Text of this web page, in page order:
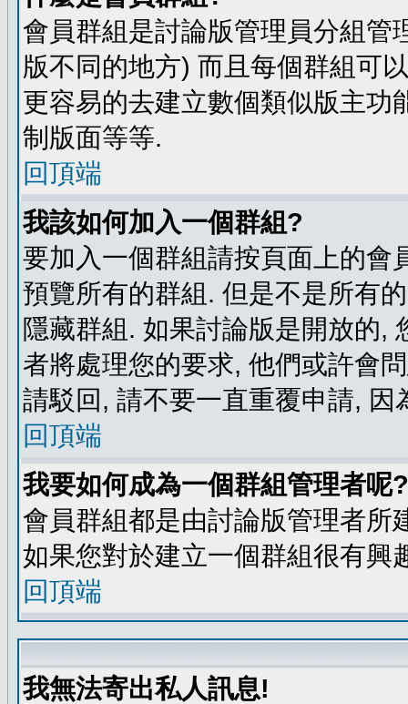
會員群組是討論版管理員分組管
版不同的地方) 而且每個群組可
更容易的去建立數個類似版主功
制版面等等.
回頂端
我該如何加入一個群組?
要加入一個群組請按頁面上的會
預覽所有的群組. 但是不是所有
隱藏群組. 如果討論版是開放的,
者將處理您的要求, 他們或許會
請駁回, 請不要一直重覆申請, 因
回頂端
我要如何成為一個群組管理者呢?
會員群組都是由討論版管理者所
如果您對於建立一個群組很有興
回頂端
我無法寄出私人訊息!